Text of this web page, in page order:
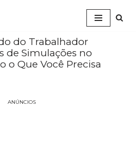
do Trabalhador
de Simulações no
o Que Você Precisa
ANÚNCIOS